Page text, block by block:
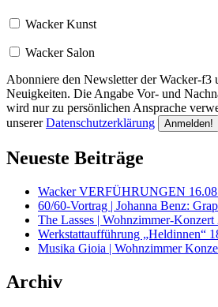
Wacker Kunst
Wacker Salon
Abonniere den Newsletter der Wacker-f3
Neuigkeiten. Die Angabe Vor- und
wird nur zu persönlichen Ansprache
unsererDatenschutzerklärung
Neueste Beiträge
Wacker VERFÜHRUNGEN
60/60-Vortrag | Johanna Benz:
The Lasses | Wohnzimmer-Konzert
Werkstattaufführung „Heldinnen“
Musika Gioia | Wohnzimmer
Archiv